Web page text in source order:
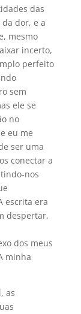
das
dor, e a
mesmo
incerto,
perfeito
sem
ele se
no
eu me
ser uma
conectar a
nos
escrita era
despertar,
dos meus
minha
as